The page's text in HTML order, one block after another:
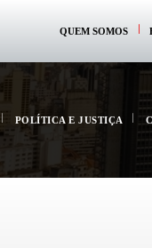
QUEM SOMOS
POLÍTICA E JUSTIÇA